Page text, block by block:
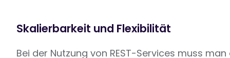
Skalierbarkeit und Flexibilität
Bei der Nutzung von REST-Services muss